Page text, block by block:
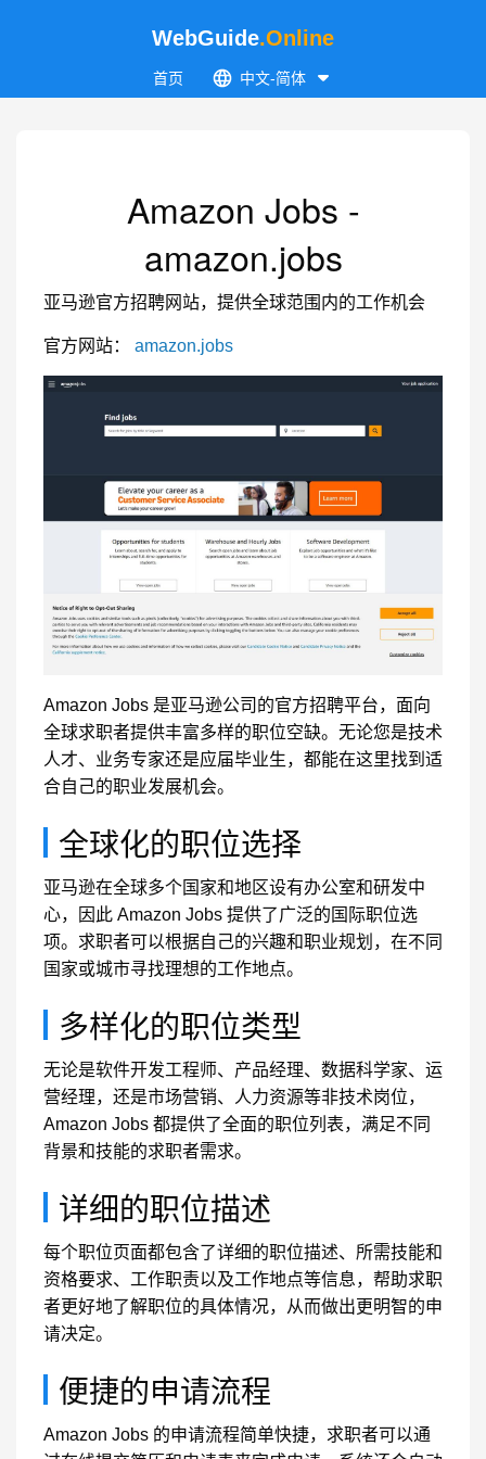
WebGuide.Online
首页 中文-简体
Amazon Jobs -
amazon.jobs
亚马逊官方招聘网站，提供全球范围内的工作机会
官方网站： amazon.jobs
Amazon Jobs 是亚马逊公司的官方招聘平台，面向
全球求职者提供丰富多样的职位空缺。无论您是技术
人才、业务专家还是应届毕业生，都能在这里找到适
合自己的职业发展机会。
全球化的职位选择
亚马逊在全球多个国家和地区设有办公室和研发中
心，因此 Amazon Jobs 提供了广泛的国际职位选
项。求职者可以根据自己的兴趣和职业规划，在不同
国家或城市寻找理想的工作地点。
多样化的职位类型
无论是软件开发工程师、产品经理、数据科学家、运
营经理，还是市场营销、人力资源等非技术岗位，
Amazon Jobs 都提供了全面的职位列表，满足不同
背景和技能的求职者需求。
详细的职位描述
每个职位页面都包含了详细的职位描述、所需技能和
资格要求、工作职责以及工作地点等信息，帮助求职
者更好地了解职位的具体情况，从而做出更明智的申
请决定。
便捷的申请流程
Amazon Jobs 的申请流程简单快捷，求职者可以通